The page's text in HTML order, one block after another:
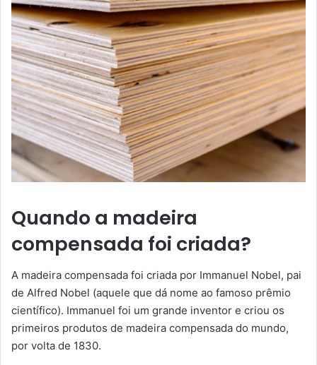
Quando a madeira
compensada foi criada?
A madeira compensada foi criada por Immanuel Nobel, pai
de Alfred Nobel (aquele que dá nome ao famoso prêmio
científico). Immanuel foi um grande inventor e criou os
primeiros produtos de madeira compensada do mundo,
por volta de 1830.